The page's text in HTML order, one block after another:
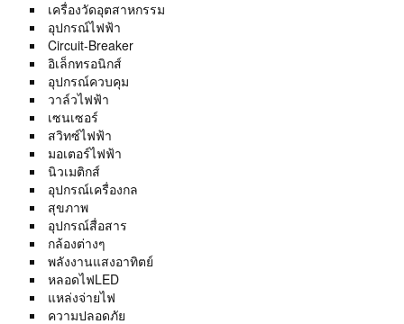
เครื่องวัดอุตสาหกรรม
อุปกรณ์ไฟฟ้า
Circuit-Breaker
อิเล็กทรอนิกส์
อุปกรณ์ควบคุม
วาล์วไฟฟ้า
เซนเซอร์
สวิทซ์ไฟฟ้า
มอเตอร์ไฟฟ้า
นิวเมติกส์
อุปกรณ์เครื่องกล
สุขภาพ
อุปกรณ์สื่อสาร
กล้องต่างๆ
พลังงานแสงอาทิตย์
หลอดไฟLED
แหล่งจ่ายไฟ
ความปลอดภัย